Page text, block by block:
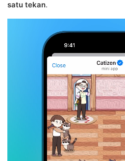
satu tekan.